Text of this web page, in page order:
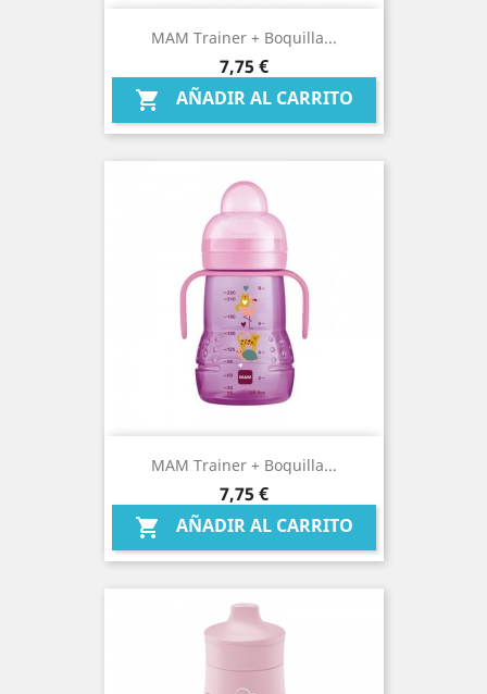
MAM Trainer + Boquilla...
Precio
7,75 €
 AÑADIR AL CARRITO
MAM Trainer + Boquilla...
Precio
7,75 €
 AÑADIR AL CARRITO